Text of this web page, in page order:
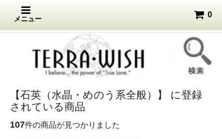
メニュー
0
【石英（水晶・めのう系全般）】 に登録
されている商品
107件の商品が見つかりました